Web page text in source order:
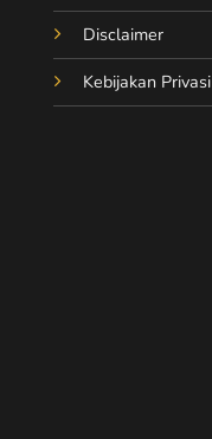
Disclaimer
Kebijakan Privasi